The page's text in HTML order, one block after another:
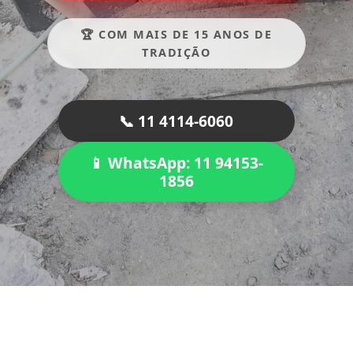
🏆 COM MAIS DE 15 ANOS DE
TRADIÇÃO
📞 11 4114-6060
📱 WhatsApp: 11 94153-
1856